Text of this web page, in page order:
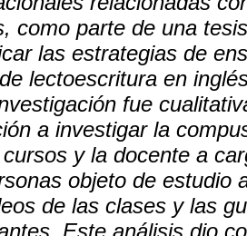
como parte de una
las estrategias de
lectoescritura en
fue
a investigar la
y la docente a
objeto de estudio
de las clases y las